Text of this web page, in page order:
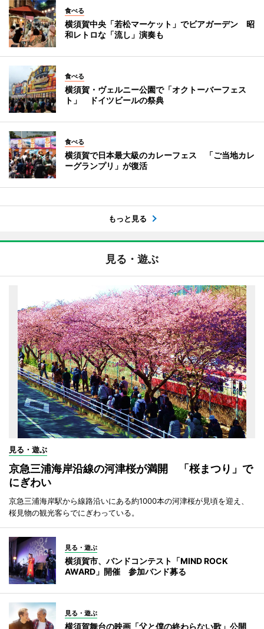
食べる
横須賀中央「若松マーケット」でビアガーデン 昭
和レトロな「流し」演奏も
食べる
横須賀・ヴェルニー公園で「オクトーバーフェス
ト」 ドイツビールの祭典
食べる
横須賀で日本最大級のカレーフェス 「ご当地カレ
ーグランプリ」が復活
もっと見る
見る・遊ぶ
見る・遊ぶ
京急三浦海岸沿線の河津桜が満開 「桜まつり」で
にぎわい
京急三浦海岸駅から線路沿いにある約1000本の河津桜が見頃を迎え、
桜見物の観光客らでにぎわっている。
見る・遊ぶ
横須賀市、バンドコンテスト「MIND ROCK
AWARD」開催 参加バンド募る
見る・遊ぶ
横須賀舞台の映画「父と僕の終わらない歌」公開